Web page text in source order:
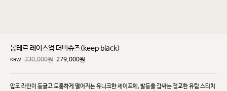
몽테르 레이스업 더비슈즈(keep black)
KRW 330,000원 279,000원
앞코 라인이 둥글고 도톰하게 떨어지는 유니크한 셰이프에, 발등을 감싸는 정교한 유팁 스티치